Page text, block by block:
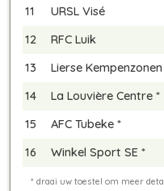
11
URSL Visé
12
RFC Luik
13
Lierse Kempenzonen
14
La Louvière Centre *
15
AFC Tubeke *
16
Winkel Sport SE *